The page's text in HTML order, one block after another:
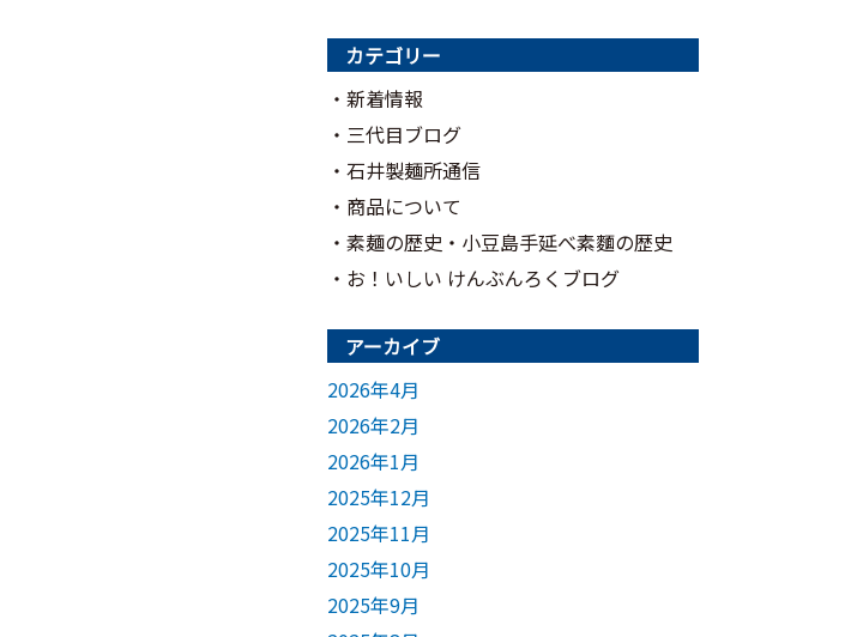
カテゴリー
新着情報
三代目ブログ
石井製麺所通信
商品について
素麺の歴史・小豆島手延べ素麵の歴史
お！いしい けんぶんろくブログ
アーカイブ
2026年4月
2026年2月
2026年1月
2025年12月
2025年11月
2025年10月
2025年9月